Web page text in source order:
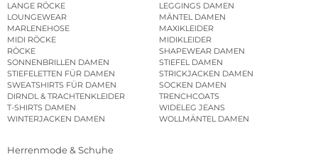
LANGE RÖCKE
LEGGINGS DAMEN
LOUNGEWEAR
MÄNTEL DAMEN
MARLENEHOSE
MAXIKLEIDER
MIDI RÖCKE
MIDIKLEIDER
RÖCKE
SHAPEWEAR DAMEN
SONNENBRILLEN DAMEN
STIEFEL DAMEN
STIEFELETTEN FÜR DAMEN
STRICKJACKEN DAMEN
SWEATSHIRTS FÜR DAMEN
SOCKEN DAMEN
DIRNDL & TRACHTENKLEIDER
TRENCHCOATS
T-SHIRTS DAMEN
WIDELEG JEANS
WINTERJACKEN DAMEN
WOLLMÄNTEL DAMEN
Herrenmode & Schuhe